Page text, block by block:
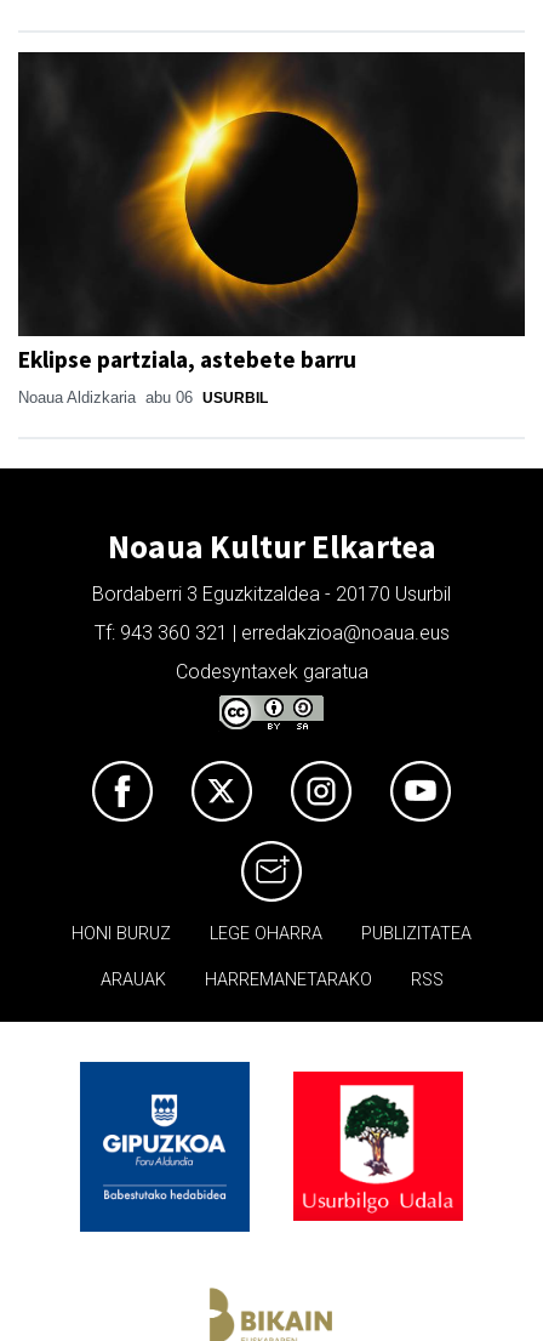
Eklipse partziala, astebete barru
Noaua Aldizkaria abu 06 USURBIL
Noaua Kultur Elkartea
Bordaberri 3 Eguzkitzaldea - 20170 Usurbil
Tf: 943 360 321 | erredakzioa@noaua.eus
Codesyntaxek garatua
HONI BURUZ LEGE OHARRA PUBLIZITATEA
ARAUAK HARREMANETARAKO RSS